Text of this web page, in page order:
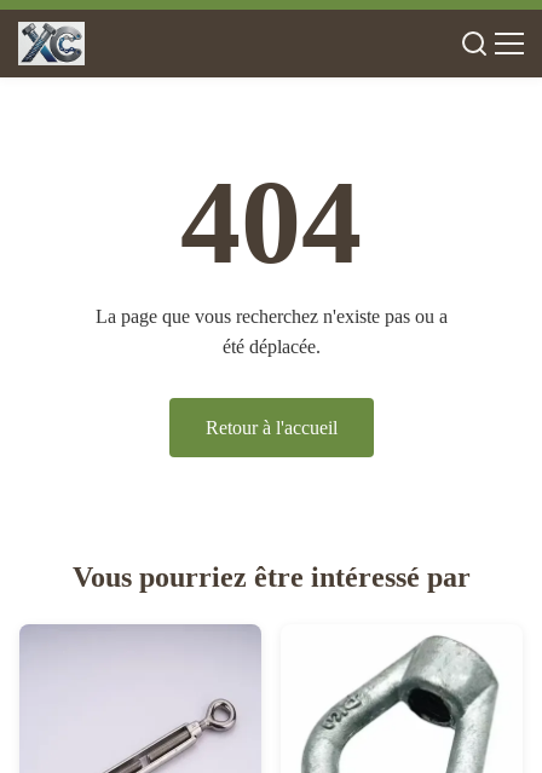
404
La page que vous recherchez n'existe pas ou a
été déplacée.
Retour à l'accueil
Vous pourriez être intéressé par